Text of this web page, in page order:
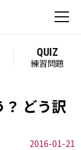
QUIZ
練習問題
どう訳
2016-01-21